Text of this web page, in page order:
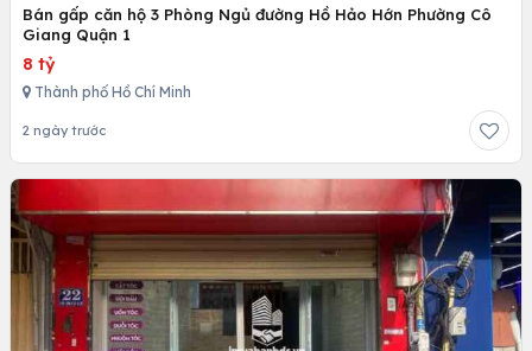
Bán gấp căn hộ 3 Phòng Ngủ đường Hồ Hảo Hớn Phường Cô
Giang Quận 1
8 tỷ
Thành phố Hồ Chí Minh
2 ngày trước